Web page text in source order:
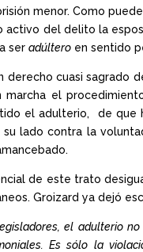
menor. Como
activo del delito la
seradúltero en sentido
derecho cuasi sagrado
marcha el
el adulterio, de que
su lado contra la
de este trato
Groizard ya dejó
el adulterio
Es sólo la